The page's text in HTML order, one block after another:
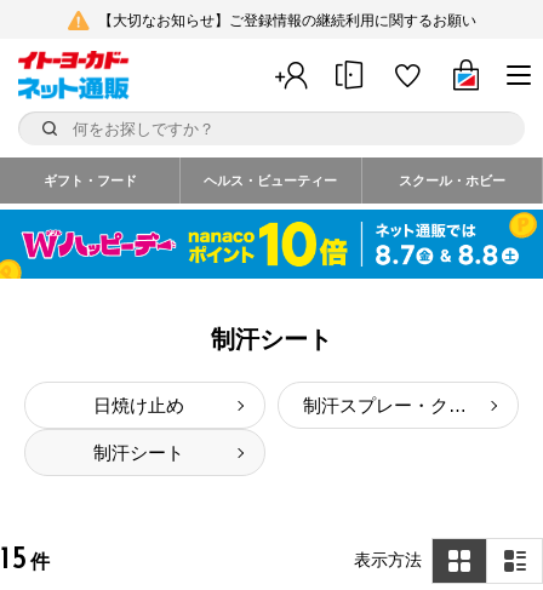
【大切なお知らせ】ご登録情報の継続利用に関するお願い
ギフト・フード ヘルス・ビューティー スクール・ホビー
制汗シート
日焼け止め 制汗スプレー・クリーム
制汗シート
15 件 表示方法